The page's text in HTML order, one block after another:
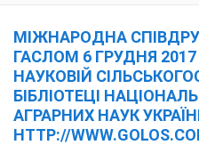
МІЖНАРОДНА
ГАСЛОМ 6 ГРУДНЯ
НАУКОВІЙ
БІБЛІОТЕЦІ
АГРАРНИХ НАУК
HTTP://